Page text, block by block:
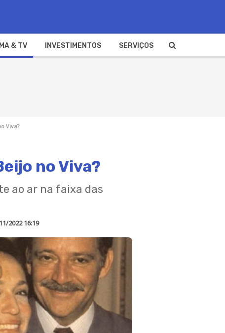
& TV INVESTIMENTOS SERVIÇOS
Viva?
no Viva?
ao ar na faixa das
2022 16:19